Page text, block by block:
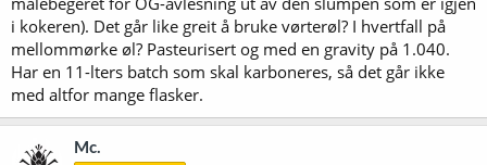
i kokeren). Det går like greit å bruke vørterøl? I hvertfall på
mellommørke øl? Pasteurisert og med en gravity på 1.040.
Har en 11-lters batch som skal karboneres, så det går ikke
med altfor mange flasker.
Mc.